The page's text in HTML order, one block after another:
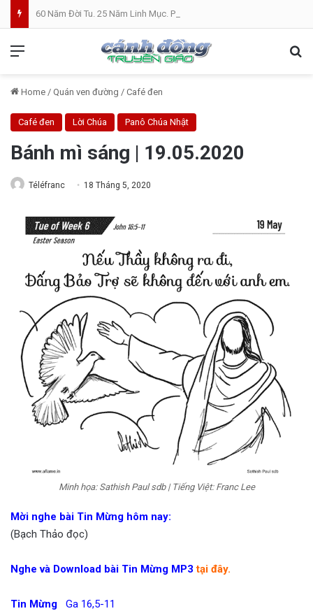
Home / Quán ven đường / Café đen
Café đen Lời Chúa Panô Chúa Nhật
Bánh mì sáng | 19.05.2020
Téléfranc 18 Tháng 5, 2020
Minh họa: Sathish Paul sdb | Tiếng Việt: Franc Lee
Mời nghe bài Tin Mừng hôm nay:
(Bạch Thảo đọc)
Nghe và Download bài Tin Mừng MP3 tại đây.
Tin Mừng Ga 16,5-11